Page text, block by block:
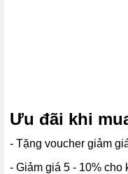
Ưu đãi khi
- Tặng voucher giảm
- Giảm giá 5 - 10%